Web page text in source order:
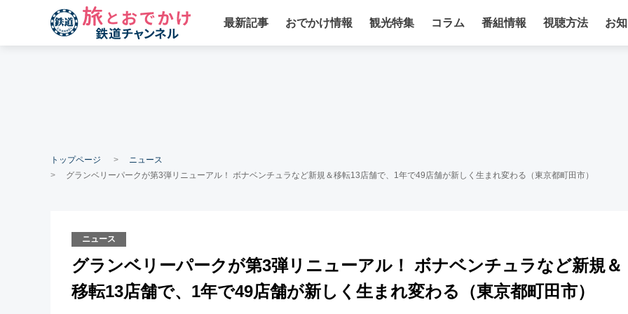
最新記事 おでかけ情報 観光特集 コラム 番組情報 視聴方法 お
トップページ
ニュース
グランベリーパークが第3弾リニューアル！ ボナベンチュラなど新規＆移転13店舗で、1年で49店舗が新しく生まれ変わる（東京都町田市）
ニュース
グランベリーパークが第3弾リニューアル！ ボナベンチュラなど新規＆
移転13店舗で、1年で49店舗が新しく生まれ変わる（東京都町田市）